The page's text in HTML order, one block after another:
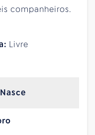
companheiros.
Livre